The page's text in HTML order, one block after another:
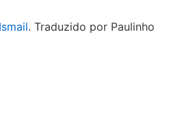
. Traduzido por Paulinho